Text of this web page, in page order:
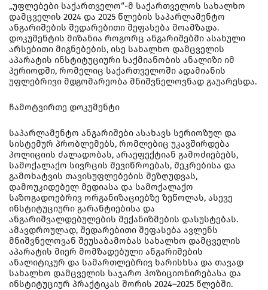
„უფლებები საქართველო“-მ საქართველოს სახალხო
დამცველის 2024 და 2025 წლების საპარლამენტო
ანგარიშების შედარებითი შეფასება მოამზადა.
დოკუმენტის მიზანია როგორც ანგარიშებში ასახული
არსებითი მიგნებების, ისე სახალხო დამცველის
აპარატის ინსტიტუციური საქმიანობის ანალიზი იმ
პერიოდში, რომელიც საქართველოში ადამიანის
უფლებრივი მდგომარეობა მნიშვნელოვნად გაუარესდა.
ჩამოტვირთე დოკუმენტი
საპარლამენტო ანგარიშები ასახავს სერიოზულ და
სისტემურ პრობლემებს, რომლებიც უკავშირდება
პოლიციის ძალადობას, არაეფექტიან გამოძიებებს,
სამოქალაქო სივრცის შევიწროებას, შეკრებისა და
გამოხატვის თავისუფლებების შეზღუდვას,
დამოუკიდებელ მედიასა და სამოქალაქო
საზოგადოებრივ ორგანიზაციებზე ზეწოლას, ასევე
ინსტიტუციური გარანტიებისა და
ანგარიშვალდებულების მექანიზმების დასუსტებას.
ამავდროულად, შედარებითი შეფასება ავლენს
მნიშვნელოვან შეუსაბამობას სახალხო დამცველის
აპარატის მიერ მომზადებული ანგარიშების
ანალიტიკურ და სამართლებრივ ხარისხსა და თავად
სახალხო დამცველის საჯარო პოზიციონირებასა და
ინსტიტუციურ პრაქტიკას შორის 2024–2025 წლებში.